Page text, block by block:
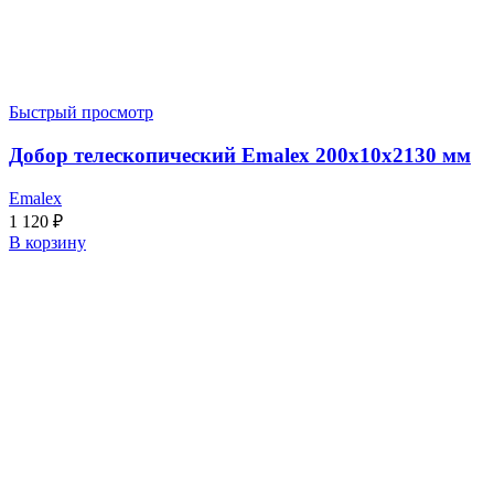
Быстрый просмотр
Добор телескопический Emalex 200x10x2130 мм
Emalex
1 120 ₽
В корзину